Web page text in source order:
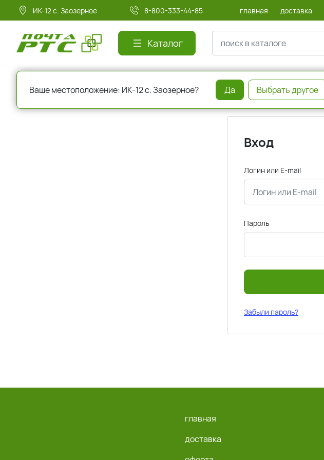
ИК-12 с. Заозерное 8-800-333-44-85 главная доставка
Каталог
Вход
Логин или E-mail
Пароль
Забыли пароль?
главная
доставка
Ваше местоположение: ИК-12 с. Заозерное? Да Выбрать другое